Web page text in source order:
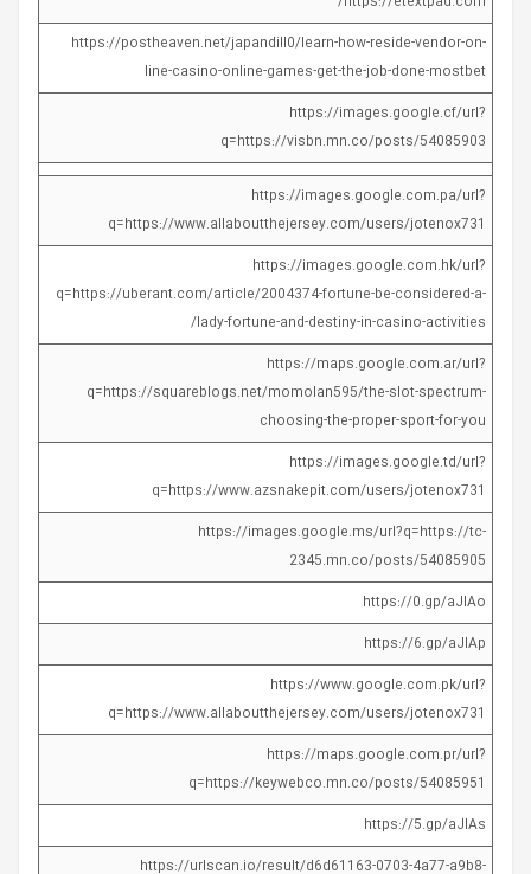
https://postheaven.net/japandill0/learn-how-reside-vendor-on-
line-casino-online-games-get-the-job-done-mostbet
https://images.google.cf/url?
q=https://visbn.mn.co/posts/54085903
https://images.google.com.pa/url?
q=https://www.allaboutthejersey.com/users/jotenox731
https://images.google.com.hk/url?
q=https://uberant.com/article/2004374-fortune-be-considered-a-
lady-fortune-and-destiny-in-casino-activities/
https://maps.google.com.ar/url?
q=https://squareblogs.net/momolan595/the-slot-spectrum-
choosing-the-proper-sport-for-you
https://images.google.td/url?
q=https://www.azsnakepit.com/users/jotenox731
https://images.google.ms/url?q=https://tc-
2345.mn.co/posts/54085905
https://0.gp/aJlAo
https://6.gp/aJlAp
https://www.google.com.pk/url?
q=https://www.allaboutthejersey.com/users/jotenox731
https://maps.google.com.pr/url?
q=https://keywebco.mn.co/posts/54085951
https://5.gp/aJlAs
https://urlscan.io/result/d6d61163-0703-4a77-a9b8-